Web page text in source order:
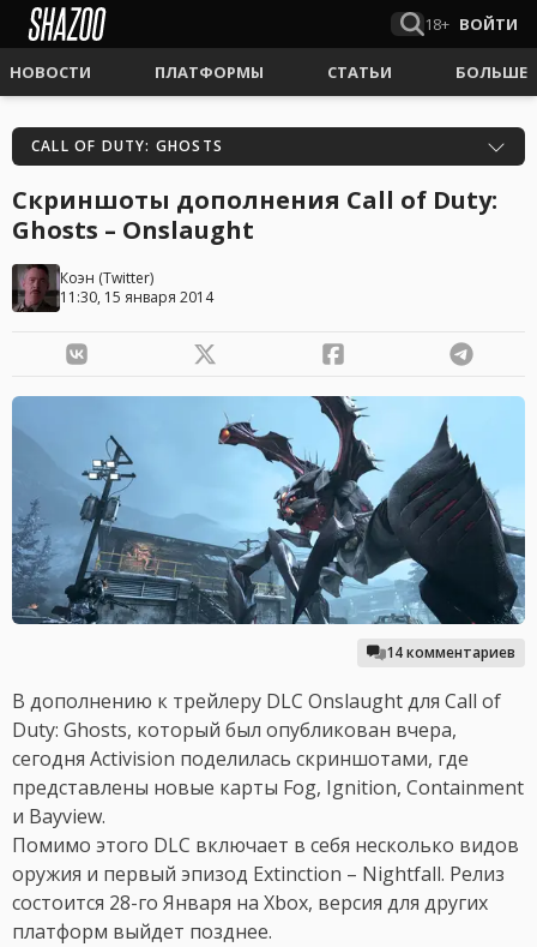
18+ ВОЙТИ
НОВОСТИ ПЛАТФОРМЫ СТАТЬИ БОЛЬШЕ
CALL OF DUTY: GHOSTS
Скриншоты дополнения Call of Duty:
Ghosts – Onslaught
Коэн (Twitter)
11:30, 15 января 2014
14 комментариев
В дополнению к трейлеру DLC Onslaught для Call of
Duty: Ghosts, который был опубликован вчера,
сегодня Activision поделилась скриншотами, где
представлены новые карты Fog, Ignition, Containment
и Bayview.
Помимо этого DLC включает в себя несколько видов
оружия и первый эпизод Extinction – Nightfall. Релиз
состоится 28-го Января на Xbox, версия для других
платформ выйдет позднее.